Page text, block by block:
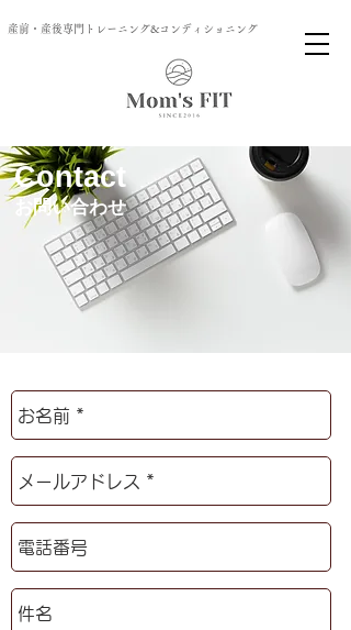
産前・産後専門トレーニング&コンディショニング
Contact
​お問い合わせ